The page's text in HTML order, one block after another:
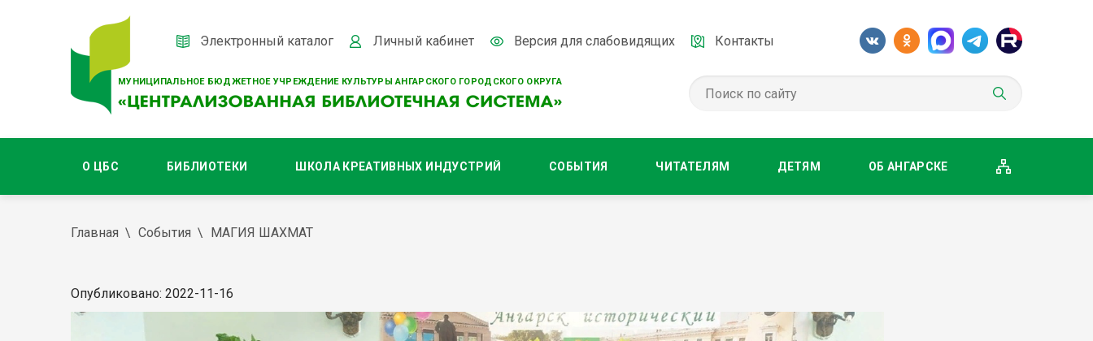
МУНИЦИПАЛЬНОЕ БЮДЖЕТНОЕ УЧРЕЖДЕНИЕ КУЛЬТУРЫ АНГАРСКОГО ГОРОДСКОГО ОКРУГА
Электронный каталог Личный кабинет Версия для слабовидящих Контакты
О ЦБС БИБЛИОТЕКИ ШКОЛА КРЕАТИВНЫХ ИНДУСТРИЙ СОБЫТИЯ ЧИТАТЕЛЯМ ДЕТЯМ ОБ АНГАРСКЕ
Главная События МАГИЯ ШАХМАТ
Опубликовано: 2022-11-16